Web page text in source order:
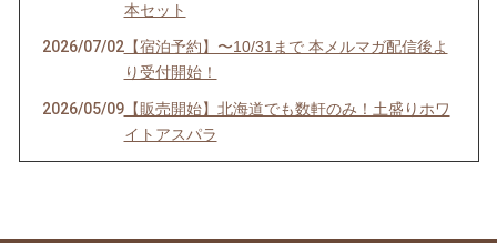
本セット
2026/07/02【宿泊予約】〜10/31まで 本メルマガ配信後よ
り受付開始！
2026/05/09【販売開始】北海道でも数軒のみ！土盛りホワ
イトアスパラ